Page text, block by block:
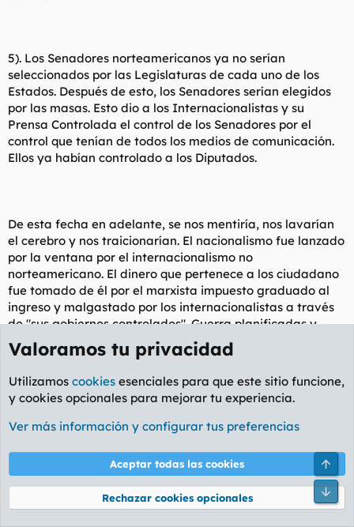
5). Los Senadores norteamericanos ya no serían
seleccionados por las Legislaturas de cada uno de los
Estados. Después de esto, los Senadores serían elegidos
por las masas. Esto dio a los Internacionalistas y su
Prensa Controlada el control de los Senadores por el
control que tenían de todos los medios de comunicación.
Ellos ya habían controlado a los Diputados.
De esta fecha en adelante, se nos mentiría, nos lavarían
el cerebro y nos traicionarían. El nacionalismo fue lanzado
por la ventana por el internacionalismo no
norteamericano. El dinero que pertenece a los ciudadano
fue tomado de él por el marxista impuesto graduado al
ingreso y malgastado por los internacionalistas a través
de "sus gobiernos controlados". Guerra planificadas y
promovidas le siguieron.
1914
1). Mientras los zionistas empujaba a Inglaterra a la
guerra, EE.UU. tenía en el crítico puesto de Constantinopla
(Turquía) a Henry Morgenthau, como Embajador y a Louis
Valoramos tu privacidad
Utilizamos cookies esenciales para que este sitio funcione,
y cookies opcionales para mejorar tu experiencia.
Ver más información y configurar tus preferencias
Aceptar todas las cookies
Rechazar cookies opcionales
Pie